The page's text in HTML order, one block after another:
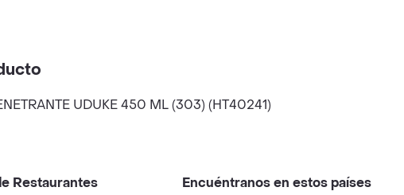
UDUKE 450 ML (303) (HT40241)
Restaurantes Encuéntranos en estos países